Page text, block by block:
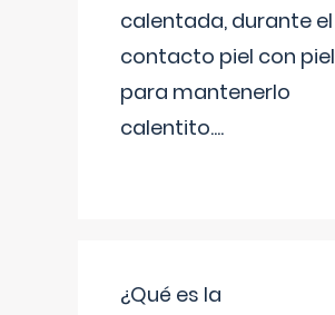
calentada, durante el
contacto piel con piel
para mantenerlo
calentito....
¿Qué es la